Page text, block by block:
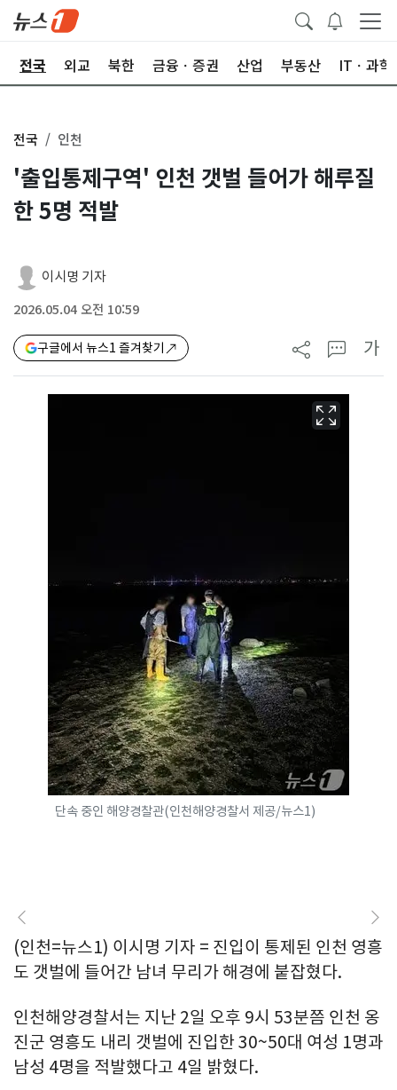
전국 외교 북한 금융ㆍ증권 산업 부동산 ITㆍ과학
전국 인천
'출입통제구역' 인천 갯벌 들어가 해루질
한 5명 적발
이시명 기자
2026.05.04 오전 10:59
구글에서 뉴스1 즐겨찾기 가
단속 중인 해양경찰관(인천해양경찰서 제공/뉴스1)
(인천=뉴스1) 이시명 기자 = 진입이 통제된 인천 영흥
도 갯벌에 들어간 남녀 무리가 해경에 붙잡혔다.
인천해양경찰서는 지난 2일 오후 9시 53분쯤 인천 옹
진군 영흥도 내리 갯벌에 진입한 30~50대 여성 1명과
남성 4명을 적발했다고 4일 밝혔다.